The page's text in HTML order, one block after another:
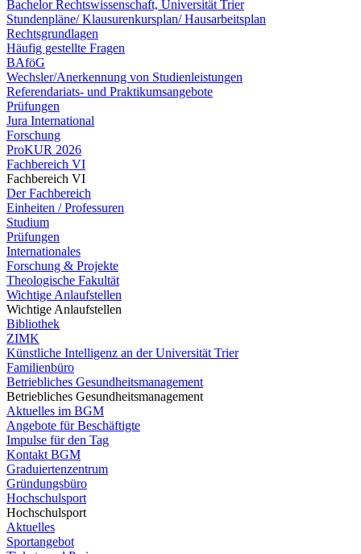
Bachelor Rechtswissenschaft, Universität Trier
Stundenpläne/ Klausurenkursplan/ Hausarbeitsplan
Rechtsgrundlagen
Häufig gestellte Fragen
BAföG
Wechsler/Anerkennung von Studienleistungen
Referendariats- und Praktikumsangebote
Prüfungen
Jura International
Forschung
ProKUR 2026
Fachbereich VI
Fachbereich VI
Der Fachbereich
Einheiten / Professuren
Studium
Prüfungen
Internationales
Forschung & Projekte
Theologische Fakultät
Wichtige Anlaufstellen
Wichtige Anlaufstellen
Bibliothek
ZIMK
Künstliche Intelligenz an der Universität Trier
Familienbüro
Betriebliches Gesundheitsmanagement
Betriebliches Gesundheitsmanagement
Aktuelles im BGM
Angebote für Beschäftigte
Impulse für den Tag
Kontakt BGM
Graduiertenzentrum
Gründungsbüro
Hochschulsport
Hochschulsport
Aktuelles
Sportangebot